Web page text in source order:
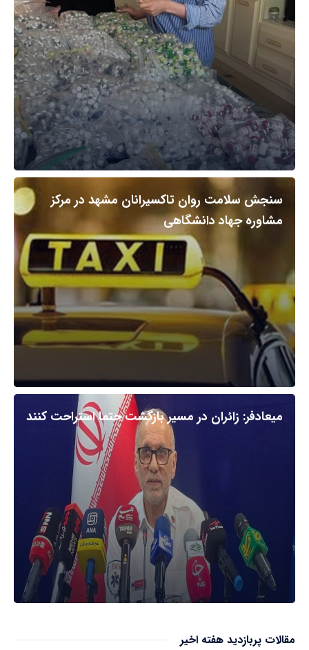
سنجش سلامت روان تاکسیرانان مشهد در مرکز
مشاوره جهاد دانشگاهی
میعادفر: زائران در مسیر بازگشت حتما استراحت کنند
مقالات پربازدید هفته اخیر